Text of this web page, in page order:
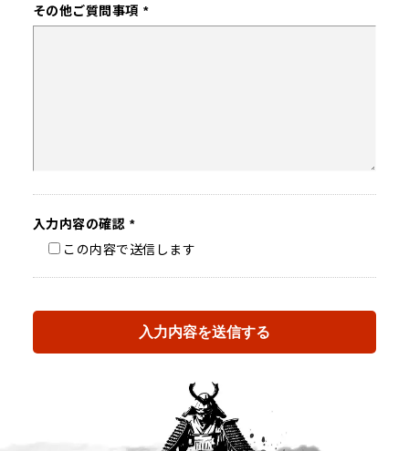
その他ご質問事項 *
入力内容の確認 *
この内容で送信します